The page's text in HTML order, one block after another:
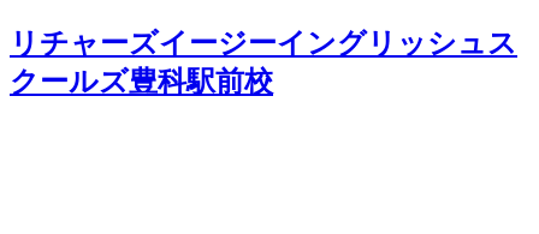
リチャーズイージーイングリッシュス
クールズ豊科駅前校